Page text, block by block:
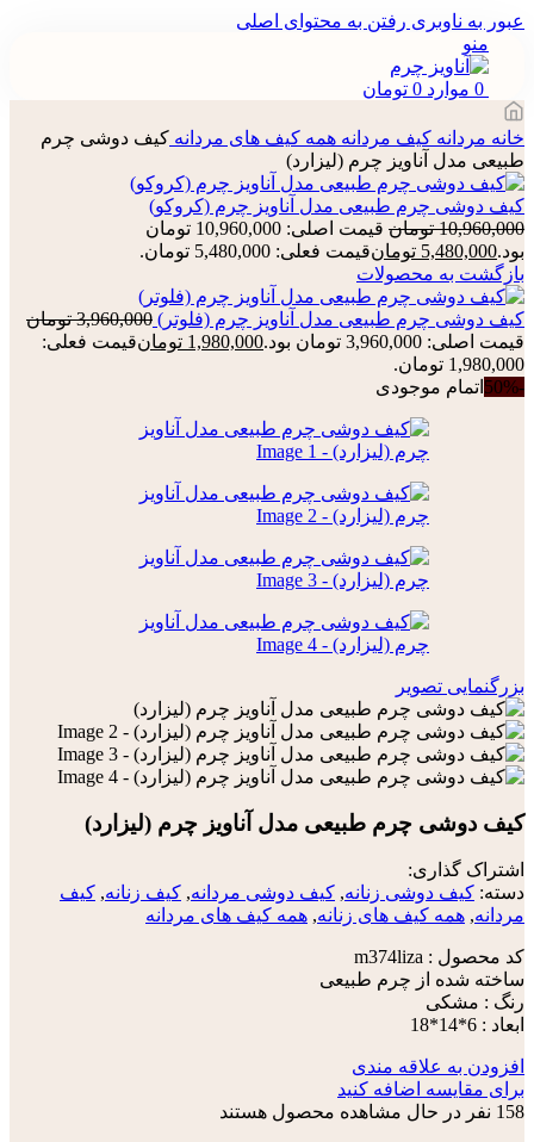
عبور به ناوبری رفتن به محتوای اصلی
منو
0 موارد 0 تومان
خانه مردانه کیف مردانه همه کیف های مردانه کیف دوشی چرم
طبیعی مدل آناویز چرم (لیزارد)
کیف دوشی چرم طبیعی مدل آناویز چرم (کروکو)
10,960,000 تومان
قیمت اصلی: 10,960,000 تومان
بود.5,480,000 تومانقیمت فعلی: 5,480,000 تومان.
بازگشت به محصولات
کیف دوشی چرم طبیعی مدل آناویز چرم (فلوتر) 3,960,000 تومان
قیمت اصلی: 3,960,000 تومان بود.
1,980,000 تومانقیمت فعلی:
1,980,000 تومان.
-50%
اتمام موجودی
بزرگنمایی تصویر
کیف دوشی چرم طبیعی مدل آناویز چرم (لیزارد)
اشتراک گذاری:
دسته: کیف دوشی زنانه, کیف دوشی مردانه, کیف زنانه, کیف
مردانه, همه کیف های زنانه, همه کیف های مردانه
کد محصول : m374liza
ساخته شده از چرم طبیعی
رنگ : مشکی
ابعاد : 6*14*18
افزودن به علاقه مندی
برای مقایسه اضافه کنید
158 نفر در حال مشاهده محصول هستند